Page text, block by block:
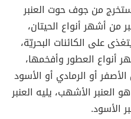
من جوف حوت العنبر
من أشهر أنواع الحيتان،
على الكائنات البحريّة،
أنواع العطور وأفخمها،
أو الرمادي أو الأسود
العنبر الأشهب، يليه العنبر
الأسود.